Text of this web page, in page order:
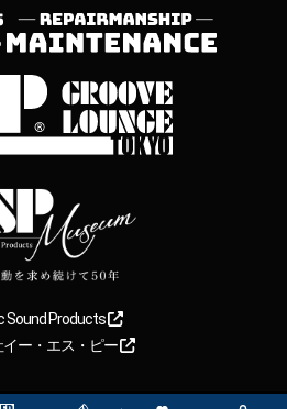
Sound Products
ー・エス・ピー